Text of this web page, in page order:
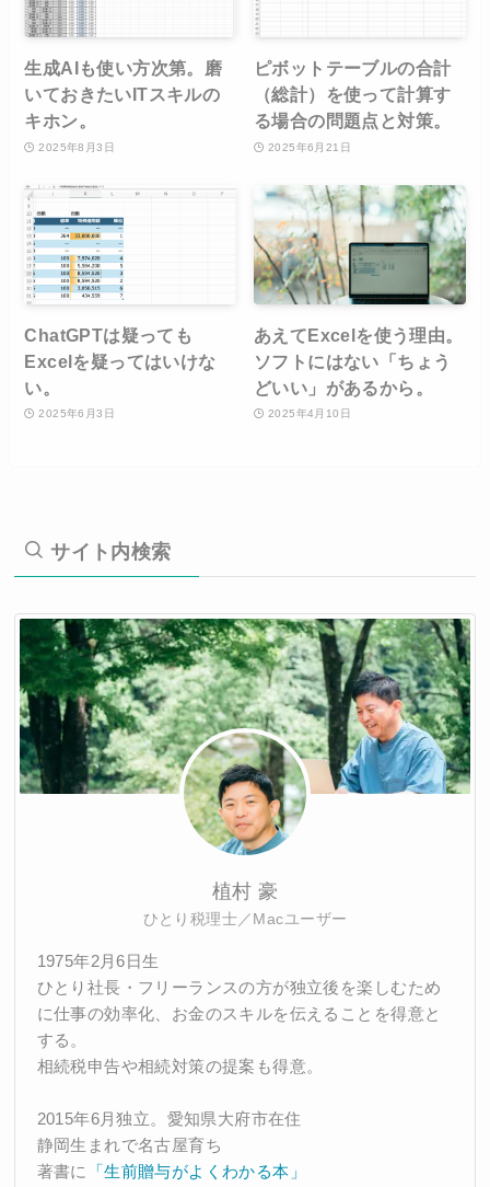
生成AIも使い方次第。磨
いておきたいITスキルの
キホン。
2025年8月3日
ピボットテーブルの合計
（総計）を使って計算す
る場合の問題点と対策。
2025年6月21日
ChatGPTは疑っても
Excelを疑ってはいけな
い。
2025年6月3日
あえてExcelを使う理由。
ソフトにはない「ちょう
どいい」があるから。
2025年4月10日
サイト内検索
植村 豪
ひとり税理士／Macユーザー
1975年2月6日生
ひとり社長・フリーランスの方が独立後を楽しむため
に仕事の効率化、お金のスキルを伝えることを得意と
する。
相続税申告や相続対策の提案も得意。
2015年6月独立。愛知県大府市在住
静岡生まれで名古屋育ち
著書に
「生前贈与がよくわかる本」